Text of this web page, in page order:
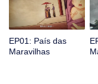
EP01: País das
Maravilhas